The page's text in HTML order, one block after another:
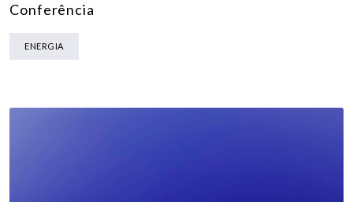
Conferência
ENERGIA